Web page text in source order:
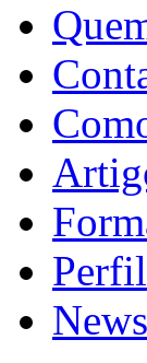
Perfil